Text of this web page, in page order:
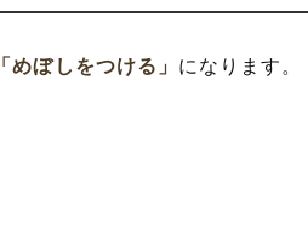
「めぼしをつける」 になります。